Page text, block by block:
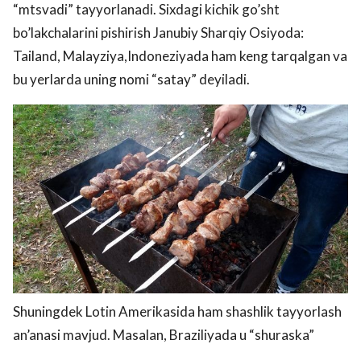
“mtsvadi” tayyorlanadi. Sixdagi kichik go’sht
bo’lakchalarini pishirish Janubiy Sharqiy Osiyoda:
Tailand, Malayziya,Indoneziyada ham keng tarqalgan va
bu yerlarda uning nomi “satay” deyiladi.
Shuningdek Lotin Amerikasida ham shashlik tayyorlash
an’anasi mavjud. Masalan, Braziliyada u “shuraska”